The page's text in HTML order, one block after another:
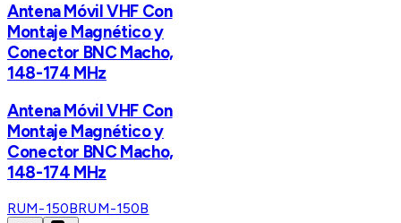
Antena Móvil VHF Con
Montaje Magnético y
Conector BNC Macho,
148-174 MHz
Antena Móvil VHF Con
Montaje Magnético y
Conector BNC Macho,
148-174 MHz
RUM-150BRUM-150B